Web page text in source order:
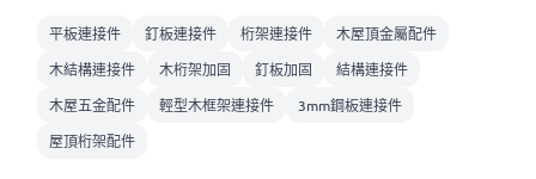
平板連接件 釘板連接件 桁架連接件
木屋頂金屬配件
木結構連接件
木桁架加固 釘板加固
結構連接件
木屋五金配件
輕型木框架連接件
3mm鋼板連接件
屋頂桁架配件